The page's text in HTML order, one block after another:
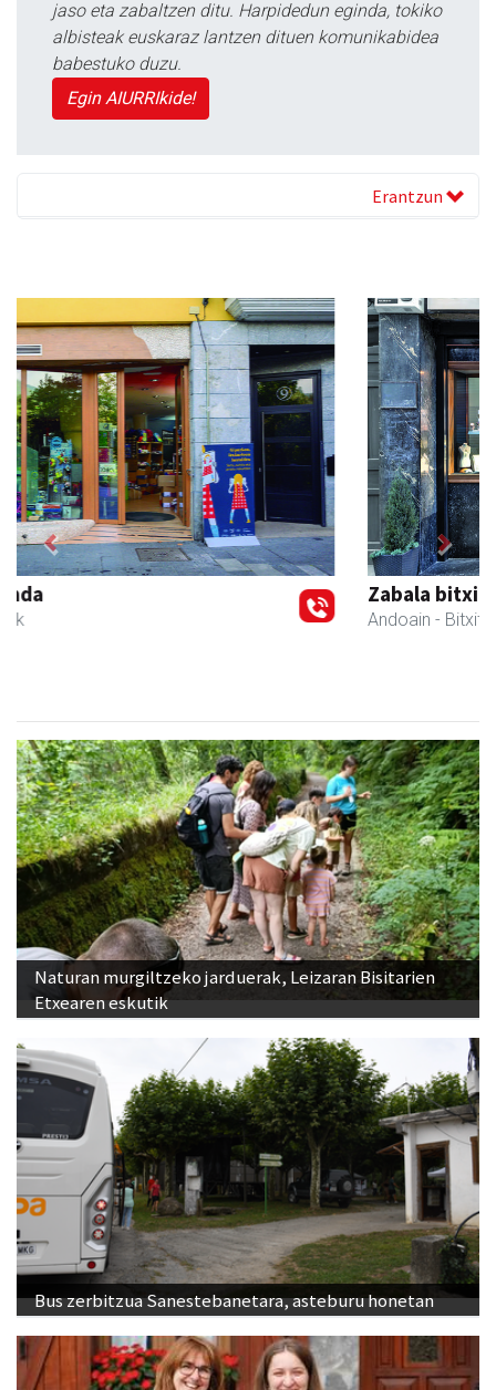
jaso eta zabaltzen ditu. Harpidedun eginda, tokiko
albisteak euskaraz lantzen dituen komunikabidea
babestuko duzu.
Egin AIURRIkide!
Erantzun
Zabala bitxitegia
Andoain
Previous Next
Naturan murgiltzeko jarduerak, Leizaran Bisitarien
Etxearen eskutik
Bus zerbitzua Sanestebanetara, asteburu honetan